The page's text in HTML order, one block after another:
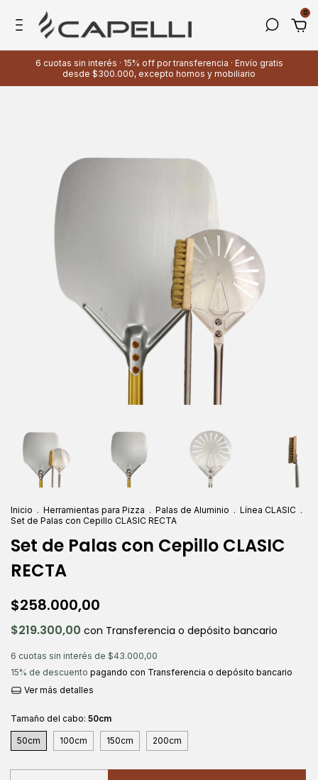
0
6 cuotas sin interés · 15% off por transferencia · Envío gratis
desde $300.000, excepto hornos y mobiliario
Inicio . Herramientas para Pizza . Palas de Aluminio . Línea CLASIC .
Set de Palas con Cepillo CLASIC RECTA
Set de Palas con Cepillo CLASIC
RECTA
$258.000,00
$219.300,00 con Transferencia o depósito bancario
6 cuotas sin interés de $43.000,00
15% de descuento pagando con Transferencia o depósito bancario
Ver más detalles
Tamaño del cabo: 50cm
50cm 100cm 150cm 200cm